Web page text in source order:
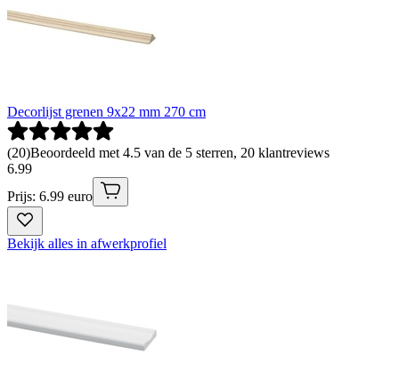
Decorlijst grenen 9x22 mm 270 cm
(20)Beoordeeld met 4.5 van de 5 sterren, 20 klantreviews
6.99
Prijs: 6.99 euro
Bekijk alles in afwerkprofiel